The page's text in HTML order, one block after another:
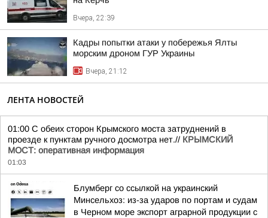
Вчера, 22:39
Кадры попытки атаки у побережья Ялты
морским дроном ГУР Украины
Вчера, 21:12
ЛЕНТА НОВОСТЕЙ
01:00 С обеих сторон Крымского моста затруднений в
проезде к пунктам ручного досмотра нет.// КРЫМСКИЙ
МОСТ: оперативная информация
01:03
Блумберг со ссылкой на украинский
Минсельхоз: из-за ударов по портам и судам
в Черном море экспорт аграрной продукции с